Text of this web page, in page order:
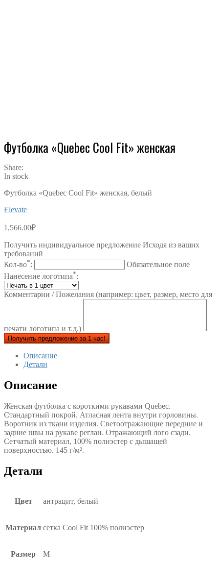
Футболка «Quebec Cool Fit» женская
Share:
In stock
Футболка «Quebec Cool Fit» женская, белый
Elevate
1,566.00₽
Получить индивидуальное предложение Исходя из ваших
требований
Кол-во*:
Обязательное поле
Нанесение логотипа*:
Комментарии / Пожелания (например: цвет, размер, место для
печати логотипа и т.д.)
Получить предложение за 1 час!
Описание
Детали
Описание
Женская футболка с короткими рукавами Quebec.
Стандартный покрой. Атласная лента внутри горловины.
Воротник из ткани изделия. Светоотражающие передние и
задние швы на рукаве реглан. Отражающий лого сзади.
Сетчатый материал, 100% полиэстер с дышащей
поверхностью. 145 г/м².
Детали
Цвет антрацит, белый
Материал сетка Cool Fit 100% полиэстер
Размер M